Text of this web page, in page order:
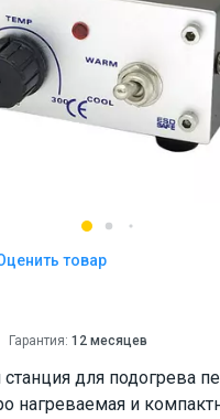
товар
Гарантия: 12 месяцев
для подогрева
нагреваемая и